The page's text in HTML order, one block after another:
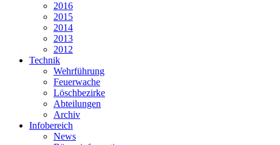
2016
2015
2014
2013
2012
Technik
Wehrführung
Feuerwache
Löschbezirke
Abteilungen
Archiv
Infobereich
News